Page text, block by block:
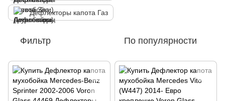
Дефлекторы капота Газ
Фильтр По популярности